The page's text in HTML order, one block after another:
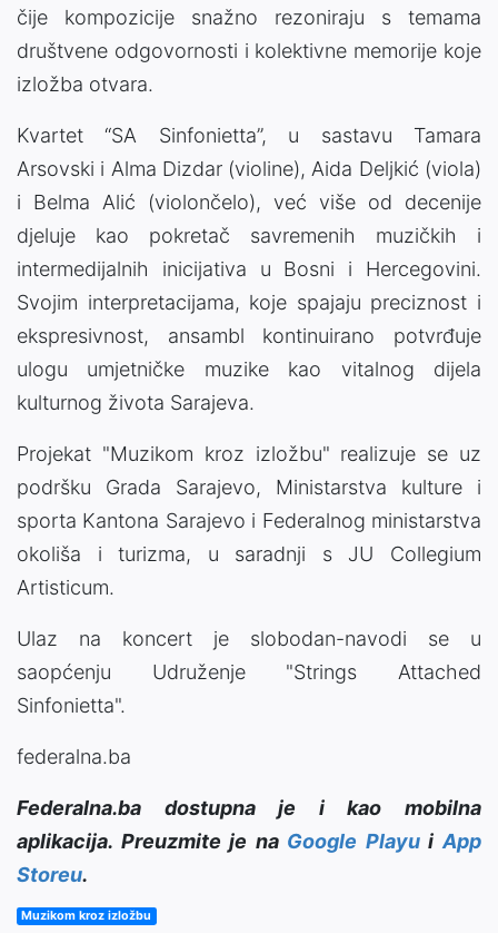
čije kompozicije snažno rezoniraju s temama
društvene odgovornosti i kolektivne memorije koje
izložba otvara.
Kvartet “SA Sinfonietta”, u sastavu Tamara
Arsovski i Alma Dizdar (violine), Aida Deljkić (viola)
i Belma Alić (violončelo), već više od decenije
djeluje kao pokretač savremenih muzičkih i
intermedijalnih inicijativa u Bosni i Hercegovini.
Svojim interpretacijama, koje spajaju preciznost i
ekspresivnost, ansambl kontinuirano potvrđuje
ulogu umjetničke muzike kao vitalnog dijela
kulturnog života Sarajeva.
Projekat "Muzikom kroz izložbu" realizuje se uz
podršku Grada Sarajevo, Ministarstva kulture i
sporta Kantona Sarajevo i Federalnog ministarstva
okoliša i turizma, u saradnji s JU Collegium
Artisticum.
Ulaz na koncert je slobodan-navodi se u
saopćenju Udruženje "Strings Attached
Sinfonietta".
federalna.ba
Federalna.ba dostupna je i kao mobilna
aplikacija. Preuzmite je na Google PlayuiApp
Storeu.
Muzikom kroz izložbu